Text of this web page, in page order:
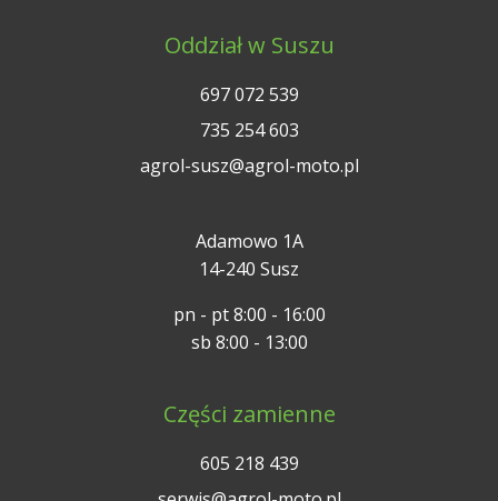
Oddział w Suszu
697 072 539
735 254 603
agrol-susz@agrol-moto.pl
Adamowo 1A
14-240 Susz
pn - pt 8:00 - 16:00
sb 8:00 - 13:00
Części zamienne
605 218 439